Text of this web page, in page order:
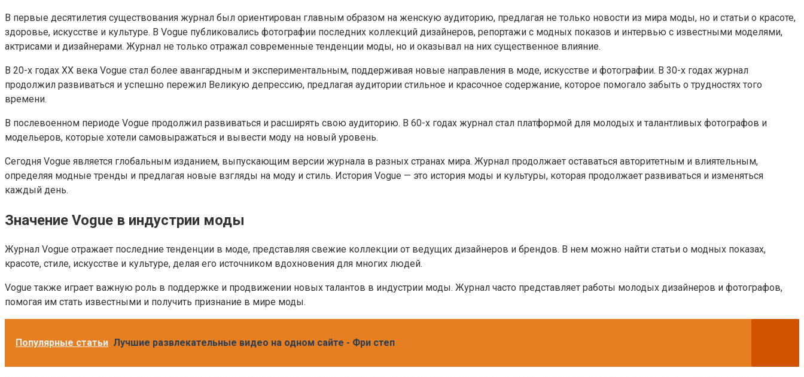
В первые десятилетия существования журнал был ориентирован главным образом на женскую аудиторию, предлагая не только новости из мира моды, но и статьи о красоте,
здоровье, искусстве и культуре. В Vogue публиковались фотографии последних коллекций дизайнеров, репортажи с модных показов и интервью с известными моделями,
актрисами и дизайнерами. Журнал не только отражал современные тенденции моды, но и оказывал на них существенное влияние.
В 20-х годах ХХ века Vogue стал более авангардным и экспериментальным, поддерживая новые направления в моде, искусстве и фотографии. В 30-х годах журнал
продолжил развиваться и успешно пережил Великую депрессию, предлагая аудитории стильное и красочное содержание, которое помогало забыть о трудностях того
времени.
В послевоенном периоде Vogue продолжил развиваться и расширять свою аудиторию. В 60-х годах журнал стал платформой для молодых и талантливых фотографов и
модельеров, которые хотели самовыражаться и вывести моду на новый уровень.
Сегодня Vogue является глобальным изданием, выпускающим версии журнала в разных странах мира. Журнал продолжает оставаться авторитетным и влиятельным,
определяя модные тренды и предлагая новые взгляды на моду и стиль. История Vogue — это история моды и культуры, которая продолжает развиваться и изменяться
каждый день.
Значение Vogue в индустрии моды
Журнал Vogue отражает последние тенденции в моде, представляя свежие коллекции от ведущих дизайнеров и брендов. В нем можно найти статьи о модных показах,
красоте, стиле, искусстве и культуре, делая его источником вдохновения для многих людей.
Vogue также играет важную роль в поддержке и продвижении новых талантов в индустрии моды. Журнал часто представляет работы молодых дизайнеров и фотографов,
помогая им стать известными и получить признание в мире моды.
Популярные статьи Лучшие развлекательные видео на одном сайте - Фри степ